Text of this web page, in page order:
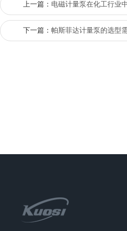
上一篇： 电磁计量泵在化工行业
下一篇： 帕斯菲达计量泵的选型